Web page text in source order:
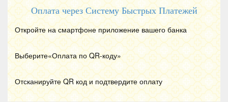
Оплата через Систему Быстрых Платежей
Откройте на смартфоне приложение вашего банка
Выберите«Оплата по QR-коду»
Отсканируйте QR код и подтвердите оплату